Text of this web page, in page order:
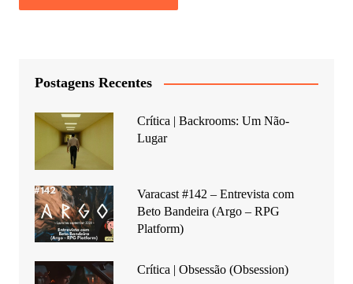
Postagens Recentes
Crítica | Backrooms: Um Não-
Lugar
Varacast #142 – Entrevista com
Beto Bandeira (Argo – RPG
Platform)
Crítica | Obsessão (Obsession)